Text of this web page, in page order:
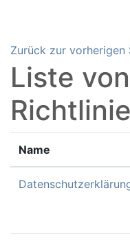
Zurück zur vorherigen
Liste
Name